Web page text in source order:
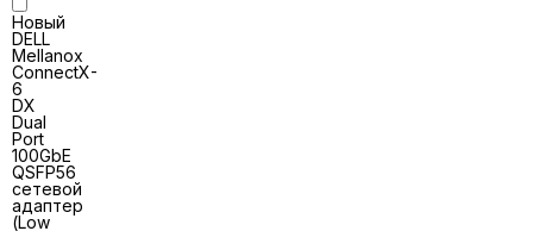
Новый
DELL
Mellanox
ConnectX-
6
DX
Dual
Port
100GbE
QSFP56
сетевой
адаптер
(Low